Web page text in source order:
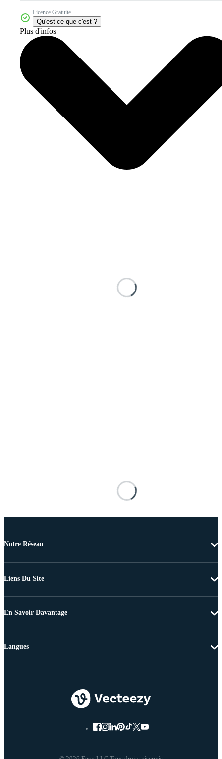
Licence Gratuite
Qu'est-ce que c'est ?
Plus d'infos
Notre Réseau
Liens Du Site
En Savoir Davantage
Langues